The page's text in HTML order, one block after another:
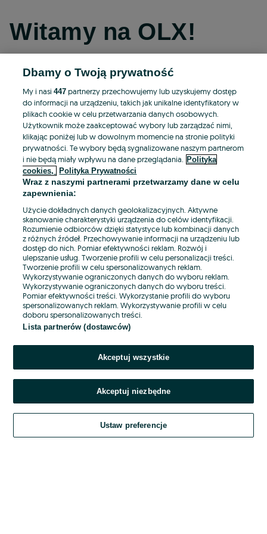
Witamy na OLX!
Kontynuuj przez Facebooka
Kontynuuj przez konto Apple
Kontynuuj przez konto Google
LUB
E-mail
Hasło
Nie pamiętasz hasła?
Zaloguj się
Kontynuując za pośrednictwem jednego z dostawców wskazanych powyżej,
Regulamin serwisu OLX.pl w jego aktualnym brzmieniu.
Dbamy o Twoją prywatność
My i nasi447 partnerzy przechowujemy lub uzyskujemy dostęp
do informacji na urządzeniu, takich jak unikalne identyfikatory w
plikach cookie w celu przetwarzania danych osobowych.
Użytkownik może zaakceptować wybory lub zarządzać nimi,
klikając poniżej lub w dowolnym momencie na stronie polityki
prywatności. Te wybory będą sygnalizowane naszym partnerom
i nie będą miały wpływu na dane przeglądania.
Polityka
cookies,
Polityka Prywatności
Wraz z naszymi partnerami przetwarzamy dane w celu
zapewnienia:
Użycie dokładnych danych geolokalizacyjnych. Aktywne
skanowanie charakterystyki urządzenia do celów identyfikacji.
Rozumienie odbiorców dzięki statystyce lub kombinacji danych
z różnych źródeł. Przechowywanie informacji na urządzeniu lub
dostęp do nich. Pomiar efektywności reklam. Rozwój i
ulepszanie usług. Tworzenie profili w celu personalizacji treści.
Tworzenie profili w celu spersonalizowanych reklam.
Wykorzystywanie ograniczonych danych do wyboru reklam.
Wykorzystywanie ograniczonych danych do wyboru treści.
Pomiar efektywności treści. Wykorzystanie profili do wyboru
spersonalizowanych reklam. Wykorzystywanie profili w celu
doboru spersonalizowanych treści.
Lista partnerów (dostawców)
Akceptuj wszystkie
Akceptuj niezbędne
Ustaw preferencje